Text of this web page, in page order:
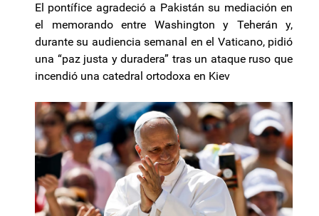
El pontífice agradeció a Pakistán su mediación en
el memorando entre Washington y Teherán y,
durante su audiencia semanal en el Vaticano, pidió
una “paz justa y duradera” tras un ataque ruso que
incendió una catedral ortodoxa en Kiev